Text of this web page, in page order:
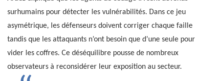
surhumains pour détecter les vulnérabilités. Dans ce jeu
asymétrique, les défenseurs doivent corriger chaque faille
tandis que les attaquants n’ont besoin que d’une seule pour
vider les coffres. Ce déséquilibre pousse de nombreux
observateurs à reconsidérer leur exposition au secteur.